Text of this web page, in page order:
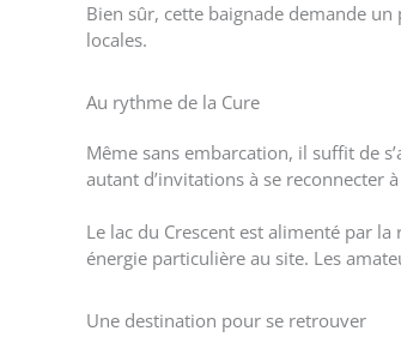
Bien sûr, cette baignade demande
locales.
Au rythme de la Cure
Même sans embarcation, il suffit de
autant d’invitations à se reconnecter
Le lac du Crescent est alimenté par
énergie particulière au site. Les
Une destination pour se retrouver